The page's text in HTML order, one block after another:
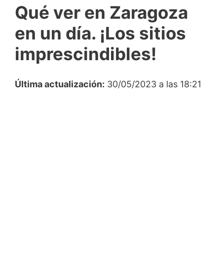
Qué ver en Zaragoza
en un día. ¡Los sitios
imprescindibles!
Última actualización: 30/05/2023 a las 18:21